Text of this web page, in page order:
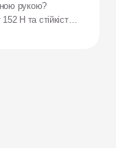
рукою?
Н та стійкість